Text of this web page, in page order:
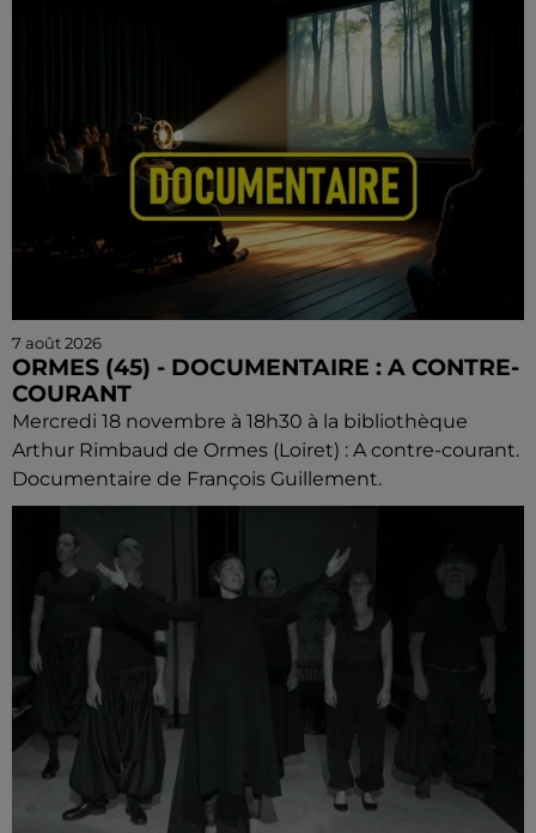
7 août 2026
ORMES (45) - DOCUMENTAIRE : A CONTRE-
COURANT
Mercredi 18 novembre à 18h30 à la bibliothèque
Arthur Rimbaud de Ormes (Loiret) : A contre-courant.
Documentaire de François Guillement.